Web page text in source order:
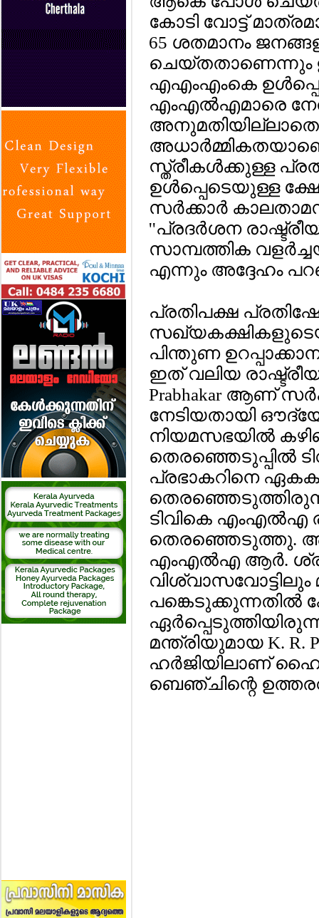
കോടി വോട്ട്
65 ശതമാനം
ചെയ്തതാണെന്നും
എഎംഎംകെ
എംഎല്‍എമാരെ
അനുമതിയില്ലാതെ
സ്ത്രീകള്‍ക്കുള്ള
ഉള്‍പ്പെടെയുള്ള
സര്‍ക്കാര്‍
''പ്രദര്‍ശന
സാമ്പത്തിക
എന്നും അദ്ദേഹം
പ്രതിപക്ഷ
പിന്തുണ
ഇത് വലിയ രാഷ്ട്രീയ
Prabhakar ആണ്
നേടിയതായി
നിയമസഭയില്‍
തെരഞ്ഞെടുപ്പില്‍
പ്രഭാകറിനെ
ടിവികെ എംഎല്‍എ
തെരഞ്ഞെടുത്തു.
എംഎല്‍എ ആര്‍.
വിശ്വാസവോട്ടിലും
പങ്കെടുക്കുന്നതില്‍
മന്ത്രിയുമായ K. R.
ഹര്‍ജിയിലാണ്
ബെഞ്ചിന്റെ